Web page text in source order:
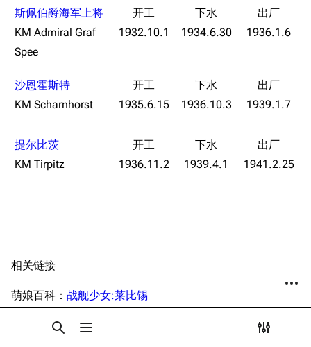
打开/关闭搜索
打开/关闭菜单
Secret Projects论
坛
Shipbucket像素战
1950
美国海军历史手册
Hyper War
打开/关
创建账号
登录
链入页面
斯佩伯爵海军上将
KM Admiral Graf
Spee
1932.10.1 1934.6.30 1936.1.6
沙恩霍斯特
KM Scharnhorst
1935.6.15 1936.10.3 1939.1.7
提尔比茨
KM Tirpitz
1936.11.2 1939.4.1 1941.2.25
相关链接
萌娘百科： 战舰少女:莱比锡
动力系统
武装配置
服役历史
游戏相关
挖组性能评测